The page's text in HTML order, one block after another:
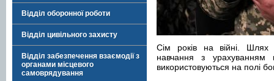
Відділ оборонної роботи
Відділ цивільного захисту
Відділ забезпечення взаємодії з
органами місцевого
самоврядування
Сім років на війні. Шлях
навчання з урахуванням
використовуються на полі